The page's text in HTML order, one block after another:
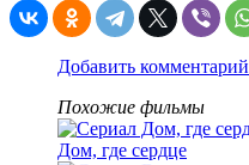
Добавить комментарий
Похожие фильмы
Дом, где сердце